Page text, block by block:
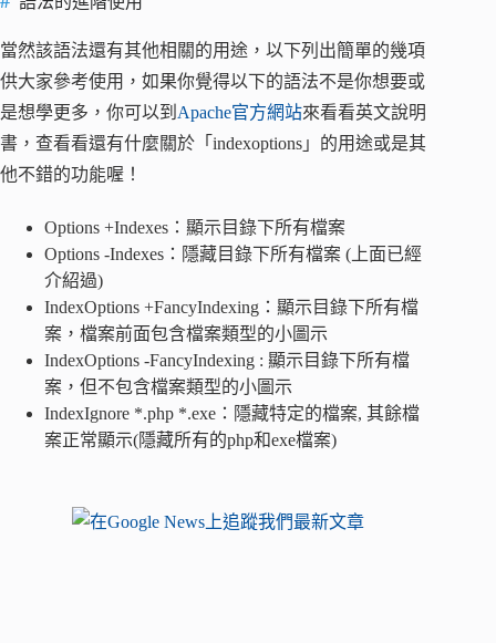
當然該語法還有其他相關的用途，以下列出簡單的幾項
供大家參考使用，如果你覺得以下的語法不是你想要或
是想學更多，你可以到 Apache官方網站來看看英文說明
書，查看看還有什麼關於「indexoptions」的用途或是其
他不錯的功能喔！
Options +Indexes：顯示目錄下所有檔案
Options -Indexes：隱藏目錄下所有檔案 (上面已經
介紹過)
IndexOptions +FancyIndexing：顯示目錄下所有檔
案，檔案前面包含檔案類型的小圖示
IndexOptions -FancyIndexing : 顯示目錄下所有檔
案，但不包含檔案類型的小圖示
IndexIgnore *.php *.exe：隱藏特定的檔案, 其餘檔
案正常顯示(隱藏所有的php和exe檔案)